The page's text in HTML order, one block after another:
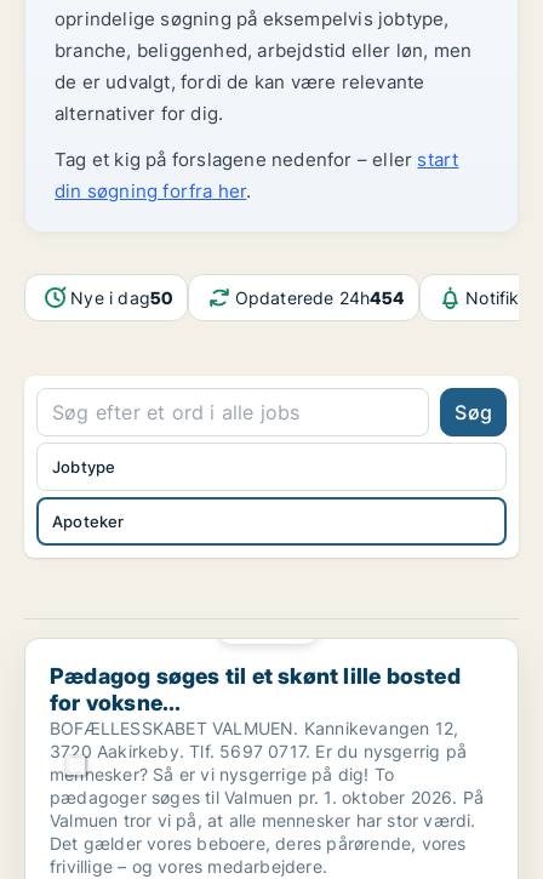
oprindelige søgning på eksempelvis jobtype,
branche, beliggenhed, arbejdstid eller løn, men
de er udvalgt, fordi de kan være relevante
alternativer for dig.
Tag et kig på forslagene nedenfor – eller start
din søgning forfra her.
Nye i dag50 Opdaterede 24h454
Søg
Apoteker
Jobtype
Pædagog søges til et skønt lille bosted for voksne...
Pædagog søges til et skønt lille bosted
for voksne...
BOFÆLLESSKABET VALMUEN. Kannikevangen 12,
3720 Aakirkeby. Tlf. 5697 0717. Er du nysgerrig på
mennesker? Så er vi nysgerrige på dig! To
pædagoger søges til Valmuen pr. 1. oktober 2026. På
Valmuen tror vi på, at alle mennesker har stor værdi.
Det gælder vores beboere, deres pårørende, vores
frivillige – og vores medarbejdere.